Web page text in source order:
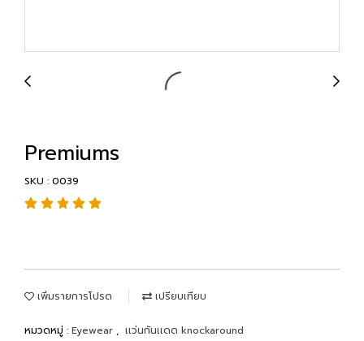
Premiums
SKU : 0039
เพิ่มรายการโปรด เปรียบเทียบ
หมวดหมู่ : Eyewear , เเว่นกันเเดด knockaround